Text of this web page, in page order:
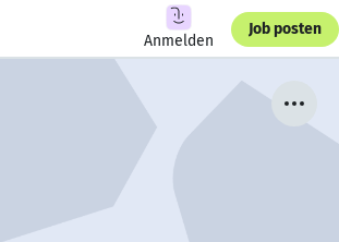
Anmelden
Job posten